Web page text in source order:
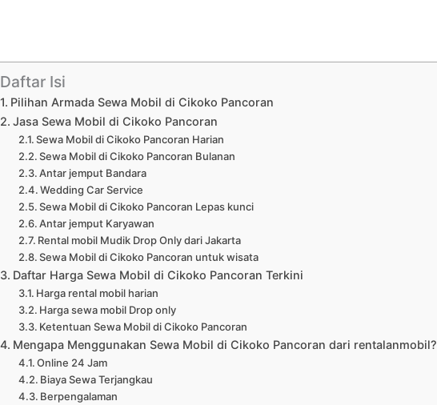
Daftar Isi
Pilihan Armada Sewa Mobil di Cikoko Pancoran
Jasa Sewa Mobil di Cikoko Pancoran
Sewa Mobil di Cikoko Pancoran Harian
Sewa Mobil di Cikoko Pancoran Bulanan
Antar jemput Bandara
Wedding Car Service
Sewa Mobil di Cikoko Pancoran Lepas kunci
Antar jemput Karyawan
Rental mobil Mudik Drop Only dari Jakarta
Sewa Mobil di Cikoko Pancoran untuk wisata
Daftar Harga Sewa Mobil di Cikoko Pancoran Terkini
Harga rental mobil harian
Harga sewa mobil Drop only
Ketentuan Sewa Mobil di Cikoko Pancoran
Mengapa Menggunakan Sewa Mobil di Cikoko Pancoran dari rentalanmobil?
Online 24 Jam
Biaya Sewa Terjangkau
Berpengalaman